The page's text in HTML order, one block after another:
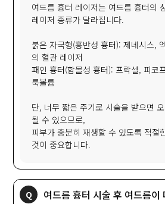
여드름 흉터 레이저는 여드름 흉터의
레이저 종류가 달라집니다.
붉은 자국형(홍반성 흉터): 제네시스,
의 혈관 레이저
패인 흉터(함몰성 흉터): 프락셀, 피코
룩볼륨
단, 너무 짧은 주기로 시술을 받으면
될 수 있으므로,
피부가 충분히 재생할 수 있도록 적절
것이 중요합니다.
여드름 흉터 시술 후 여드름이